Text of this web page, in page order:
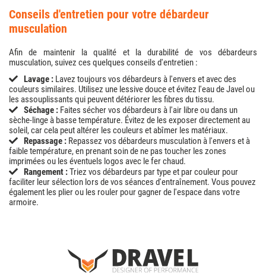
conseils d'entretien pour votre débardeur
musculation
Afin de maintenir la qualité et la durabilité de vos débardeurs
musculation, suivez ces quelques conseils d'entretien :
Lavage : Lavez toujours vos débardeurs à l'envers et avec des
couleurs similaires. Utilisez une lessive douce et évitez l'eau de Javel ou
les assouplissants qui peuvent détériorer les fibres du tissu.
Séchage : Faites sécher vos débardeurs à l'air libre ou dans un
sèche-linge à basse température. Évitez de les exposer directement au
soleil, car cela peut altérer les couleurs et abîmer les matériaux.
Repassage : Repassez vos débardeurs musculation à l'envers et à
faible température, en prenant soin de ne pas toucher les zones
imprimées ou les éventuels logos avec le fer chaud.
Rangement :Triez vos débardeurs par type et par couleur pour
faciliter leur sélection lors de vos séances d'entraînement. Vous pouvez
également les plier ou les rouler pour gagner de l'espace dans votre
armoire.